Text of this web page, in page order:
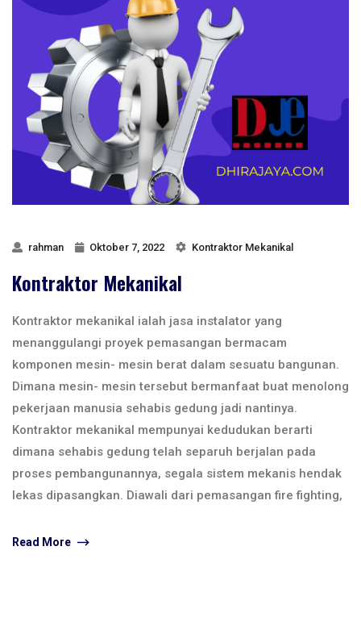
rahman Oktober 7, 2022 Kontraktor Mekanikal
Kontraktor Mekanikal
Kontraktor mekanikal ialah jasa instalator yang
menanggulangi proyek pemasangan bermacam
komponen mesin- mesin berat dalam sesuatu bangunan.
Dimana mesin- mesin tersebut bermanfaat buat menolong
pekerjaan manusia sehabis gedung jadi nantinya.
Kontraktor mekanikal mempunyai kedudukan berarti
dimana sehabis gedung telah separuh berjalan pada
proses pembangunannya, segala sistem mekanis hendak
lekas dipasangkan. Diawali dari pemasangan fire fighting,
Read More